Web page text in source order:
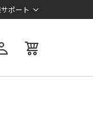
ポート